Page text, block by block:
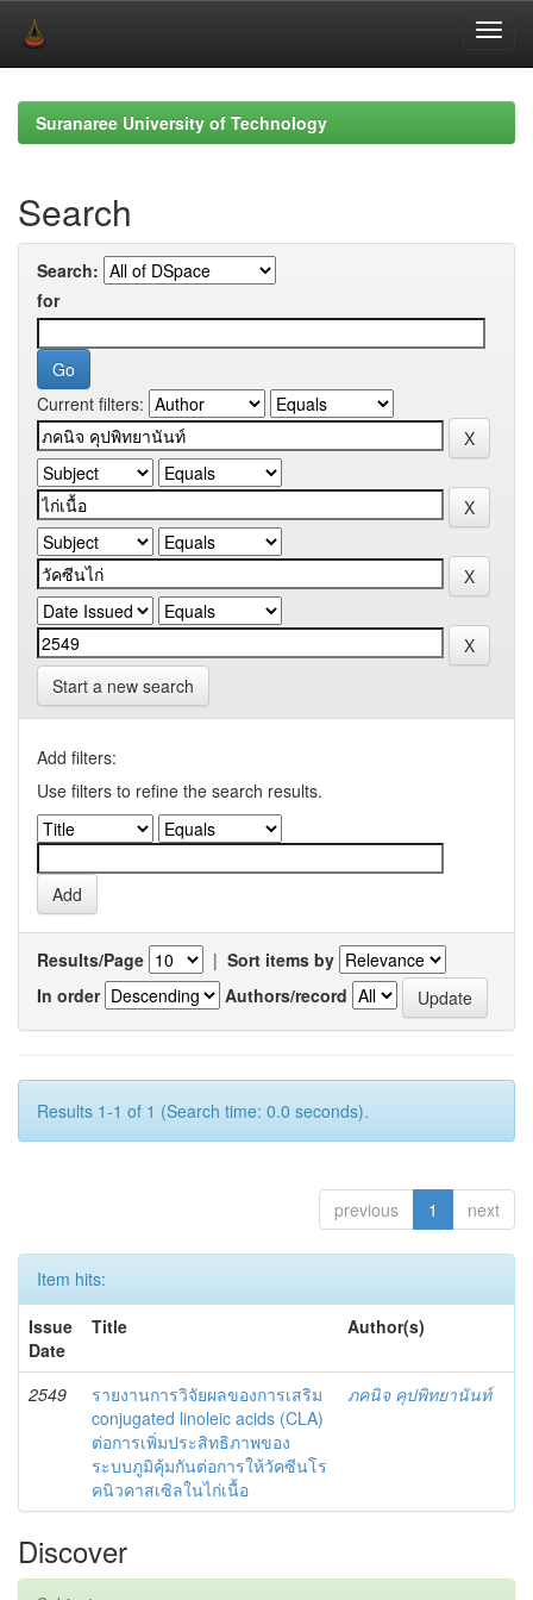
navigationSuranaree University of Technology
Search
Search:
for
Current filters:
Start a new search
Add filters:
Use filters to refine the search results.
Results/Page | Sort items by
In order
Authors/record
Results 1-1 of 1 (Search time: 0.0 seconds).
previous 1 next
Item hits:
Issue
Date
Title Author(s)
2549
รายงานการวิจัยผลของการเสริม
conjugated linoleic acids (CLA)
ต่อการเพิ่มประสิทธิภาพของ
ระบบภูมิคุ้มกันต่อการให้วัคซีนโร
คนิวคาสเซิลในไก่เนื้อ
ภคนิจ คุปพิทยานันท์
Discover